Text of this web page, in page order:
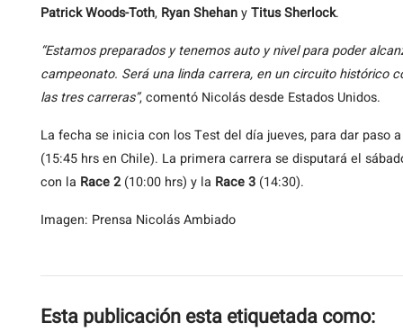
Patrick Woods-Toth, Ryan ShehanyTitus Sherlock.
“Estamos preparados y tenemos auto y nivel para poder
campeonato. Será una linda carrera, en un circuito histórico
las tres carreras”, comentó Nicolás desde Estados Unidos.
La fecha se inicia con los Test del día jueves, para dar
(15:45 hrs en Chile). La primera carrera se disputará el
con la Race 2(10:00 hrs) y la Race 3 (14:30).
Imagen: Prensa Nicolás Ambiado
Esta publicación esta etiquetada como: